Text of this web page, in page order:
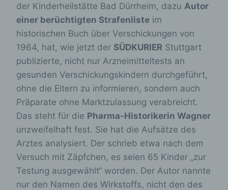
der Kinderheilstätte Bad Dürrheim, dazu Autor
einer berüchtigten Strafenliste im
historischen Buch über Verschickungen von
1964, hat, wie jetzt der SÜDKURIER Stuttgart
publizierte, nicht nur Arzneimitteltests an
gesunden Verschickungskindern durchgeführt,
ohne die Eltern zu informieren, sondern auch
Präparate ohne Marktzulassung verabreicht.
Das steht für die Pharma-Historikerin Wagner
unzweifelhaft fest. Sie hat die Aufsätze des
Arztes analysiert. Der schrieb etwa nach dem
Versuch mit Zäpfchen, es seien 65 Kinder „zur
Testung ausgewählt“ worden. Der Autor nannte
nur den Namen des Wirkstoffs, nicht den des